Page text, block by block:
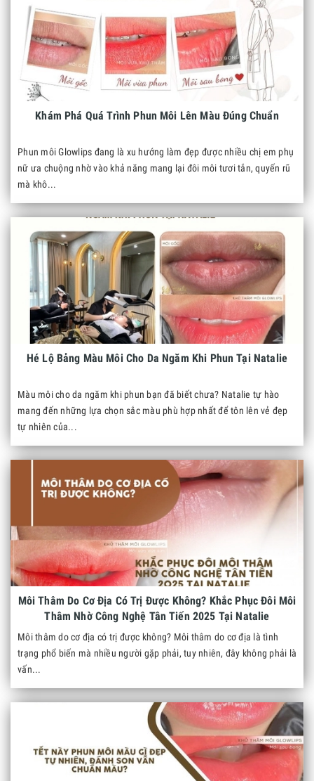
Khám Phá Quá Trình Phun Môi Lên Màu Đúng Chuẩn
Phun môi Glowlips đang là xu hướng làm đẹp được nhiều chị em phụ
nữ ưa chuộng nhờ vào khả năng mang lại đôi môi tươi tắn, quyến rũ
mà khô...
Hé Lộ Bảng Màu Môi Cho Da Ngăm Khi Phun Tại Natalie
Màu môi cho da ngăm khi phun bạn đã biết chưa? Natalie tự hào
mang đến những lựa chọn sắc màu phù hợp nhất để tôn lên vẻ đẹp
tự nhiên của...
Môi Thâm Do Cơ Địa Có Trị Được Không? Khắc Phục Đôi Môi
Thâm Nhờ Công Nghệ Tân Tiến 2025 Tại Natalie
Môi thâm do cơ địa có trị được không? Môi thâm do cơ địa là tình
trạng phổ biến mà nhiều người gặp phải, tuy nhiên, đây không phải là
vấn...